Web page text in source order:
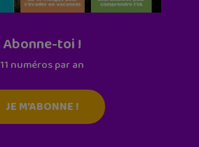
Abonne-toi !
11 numéros par an
JE M'ABONNE !